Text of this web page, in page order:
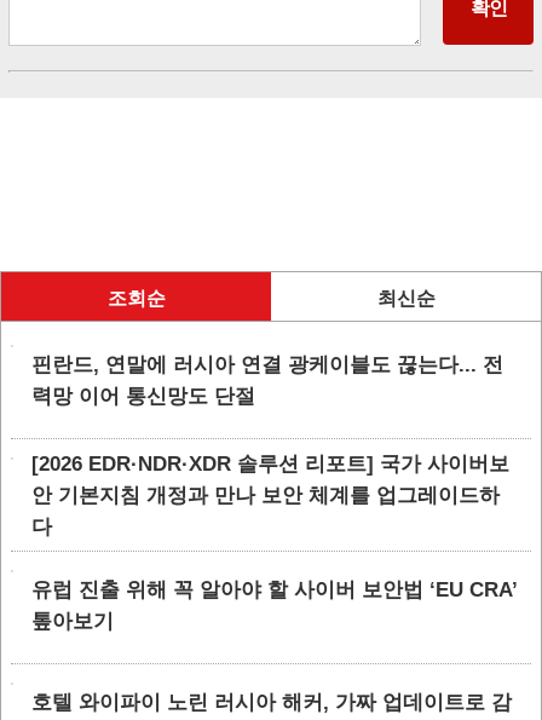
조회순 최신순
핀란드, 연말에 러시아 연결 광케이블도 끊는다... 전
력망 이어 통신망도 단절
[2026 EDR·NDR·XDR 솔루션 리포트] 국가 사이버보
안 기본지침 개정과 만나 보안 체계를 업그레이드하
다
유럽 진출 위해 꼭 알아야 할 사이버 보안법 ‘EU CRA’
톺아보기
호텔 와이파이 노린 러시아 해커, 가짜 업데이트로 감